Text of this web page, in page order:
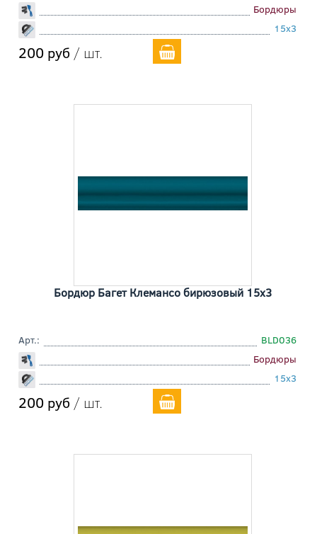
Бордюры
15x3
200 руб / шт.
Бордюр Багет Клемансо бирюзовый 15x3
Арт.:
BLD036
Бордюры
15x3
200 руб / шт.